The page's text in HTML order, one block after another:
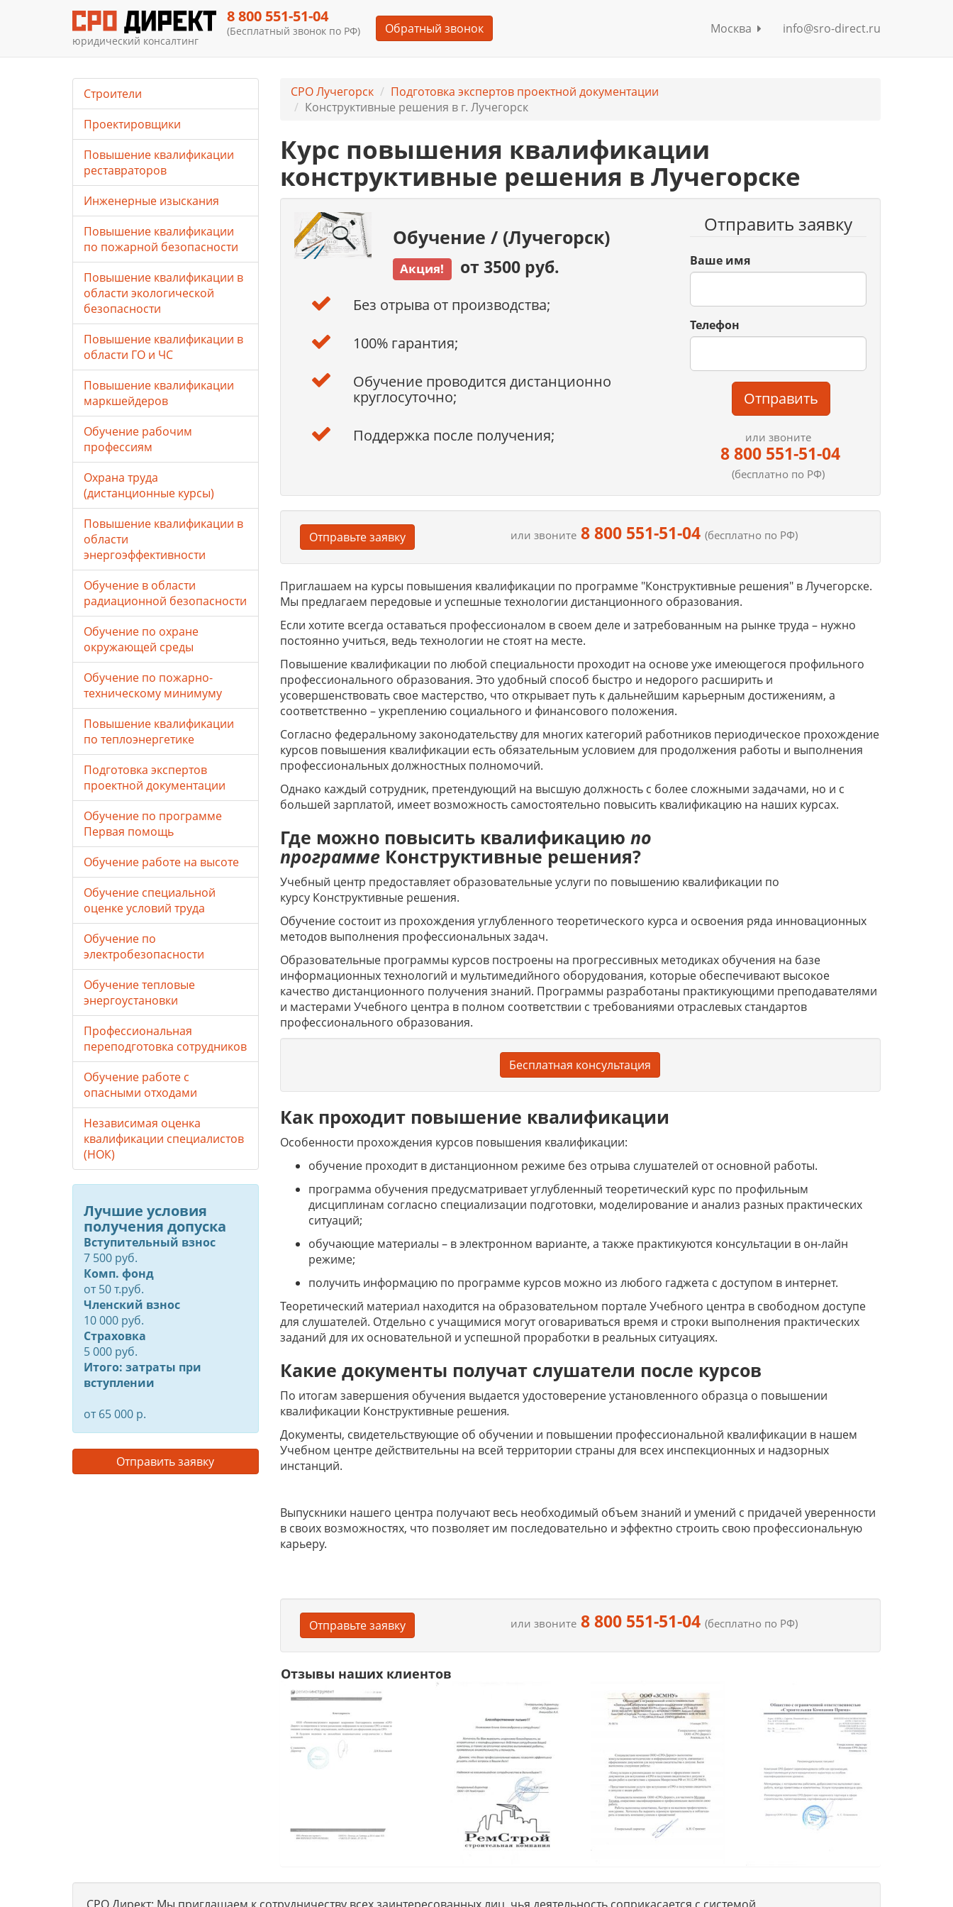
юридический консалтинг
8 800 551-51-04
(Бесплатный звонок по РФ) Обратный звонок Москва info@sro-direct.ru
СРО Лучегорск
Подготовка экспертов проектной документации
Конструктивные решения в г. Лучегорск
Курс повышения квалификации
конструктивные решения в Лучегорске
Обучение / (Лучегорск)
Акция! от 3500 руб.
Без отрыва от производства;
100% гарантия;
Обучение проводится дистанционно
круглосуточно;
Поддержка после получения;
Отправить заявку
Ваше имя
Телефон
Отправить
или звоните
8 800 551-51-04
(бесплатно по РФ)
Отправьте заявку или звоните 8 800 551-51-04(бесплатно по РФ)
Приглашаем на курсы повышения квалификации по программе "Конструктивные решения" в Лучегорске.
Мы предлагаем передовые и успешные технологии дистанционного образования.
Если хотите всегда оставаться профессионалом в своем деле и затребованным на рынке труда – нужно
постоянно учиться, ведь технологии не стоят на месте.
Повышение квалификации по любой специальности проходит на основе уже имеющегося профильного
профессионального образования. Это удобный способ быстро и недорого расширить и
усовершенствовать свое мастерство, что открывает путь к дальнейшим карьерным достижениям, а
соответственно – укреплению социального и финансового положения.
Согласно федеральному законодательству для многих категорий работников периодическое прохождение
курсов повышения квалификации есть обязательным условием для продолжения работы и выполнения
профессиональных должностных полномочий.
Однако каждый сотрудник, претендующий на высшую должность с более сложными задачами, но и с
большей зарплатой, имеет возможность самостоятельно повысить квалификацию на наших курсах.
Где можно повысить квалификацию по
программе Конструктивные решения?
Учебный центр предоставляет образовательные услуги по повышению квалификации по
курсу Конструктивные решения.
Обучение состоит из прохождения углубленного теоретического курса и освоения ряда инновационных
методов выполнения профессиональных задач.
Образовательные программы курсов построены на прогрессивных методиках обучения на базе
информационных технологий и мультимедийного оборудования, которые обеспечивают высокое
качество дистанционного получения знаний. Программы разработаны практикующими преподавателями
и мастерами Учебного центра в полном соответствии с требованиями отраслевых стандартов
профессионального образования.
Бесплатная консультация
Как проходит повышение квалификации
Особенности прохождения курсов повышения квалификации:
обучение проходит в дистанционном режиме без отрыва слушателей от основной работы.
программа обучения предусматривает углубленный теоретический курс по профильным
дисциплинам согласно специализации подготовки, моделирование и анализ разных практических
ситуаций;
обучающие материалы – в электронном варианте, а также практикуются консультации в он-лайн
режиме;
получить информацию по программе курсов можно из любого гаджета с доступом в интернет.
Теоретический материал находится на образовательном портале Учебного центра в свободном доступе
для слушателей. Отдельно с учащимися могут оговариваться время и строки выполнения практических
заданий для их основательной и успешной проработки в реальных ситуациях.
Какие документы получат слушатели после курсов
По итогам завершения обучения выдается удостоверение установленного образца о повышении
квалификации Конструктивные решения.
Документы, свидетельствующие об обучении и повышении профессиональной квалификации в нашем
Учебном центре действительны на всей территории страны для всех инспекционных и надзорных
инстанций.
Выпускники нашего центра получают весь необходимый объем знаний и умений с придачей уверенности
в своих возможностях, что позволяет им последовательно и эффектно строить свою профессиональную
карьеру.
Отправьте заявку или звоните 8 800 551-51-04(бесплатно по РФ)
Отзывы наших клиентов
Строители
Проектировщики
Повышение квалификации
реставраторов
Инженерные изыскания
Повышение квалификации
по пожарной безопасности
Повышение квалификации в
области экологической
безопасности
Повышение квалификации в
области ГО и ЧС
Повышение квалификации
маркшейдеров
Обучение рабочим
профессиям
Охрана труда
(дистанционные курсы)
Повышение квалификации в
области
энергоэффективности
Обучение в области
радиационной безопасности
Обучение по охране
окружающей среды
Обучение по пожарно-
техническому минимуму
Повышение квалификации
по теплоэнергетике
Подготовка экспертов
проектной документации
Обучение по программе
Первая помощь
Обучение работе на высоте
Обучение специальной
оценке условий труда
Обучение по
электробезопасности
Обучение тепловые
энергоустановки
Профессиональная
переподготовка сотрудников
Обучение работе с
опасными отходами
Независимая оценка
квалификации специалистов
(НОК)
Лучшие условия
получения допуска
Вступительный взнос
7 500 руб.
Комп. фонд
от50т.руб.
Членский взнос
10 000 руб.
Страховка
5 000 руб.
Итого: затраты при
вступлении
от 65 000 р.
Отправить заявку
СРО Директ: Мы приглашаем к сотрудничеству всех заинтересованных лиц, чья деятельность соприкасается с системой